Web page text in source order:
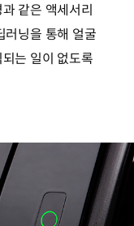
같은 액세서리
러닝을 통해 얼굴
는 일이 없도록